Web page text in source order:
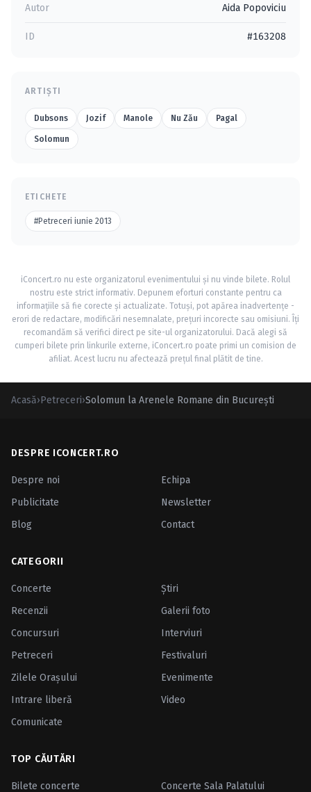
Autor Aida Popoviciu
ID #163208
ARTIȘTI
Dubsons Jozif Manole Nu Zău Pagal
Solomun
ETICHETE
#Petreceri iunie 2013
iConcert.ro nu este organizatorul evenimentului și nu vinde bilete. Rolul
nostru este strict informativ. Depunem eforturi constante pentru ca
informațiile să fie corecte și actualizate. Totuși, pot apărea inadvertențe -
erori de redactare, modificări nesemnalate, prețuri incorecte sau omisiuni. Îți
recomandăm să verifici direct pe site-ul organizatorului. Dacă alegi să
cumperi bilete prin linkurile externe, iConcert.ro poate primi un comision de
afiliat. Acest lucru nu afectează prețul final plătit de tine.
Acasă›Petreceri›Solomun la Arenele Romane din Bucureşti
DESPRE ICONCERT.RO
Despre noi
Echipa
Publicitate
Newsletter
Blog
Contact
CATEGORII
Concerte
Ştiri
Recenzii
Galerii foto
Concursuri
Interviuri
Petreceri
Festivaluri
Zilele Oraşului
Evenimente
Intrare liberă
Video
Comunicate
TOP CĂUTĂRI
Bilete concerte Concerte Sala Palatului